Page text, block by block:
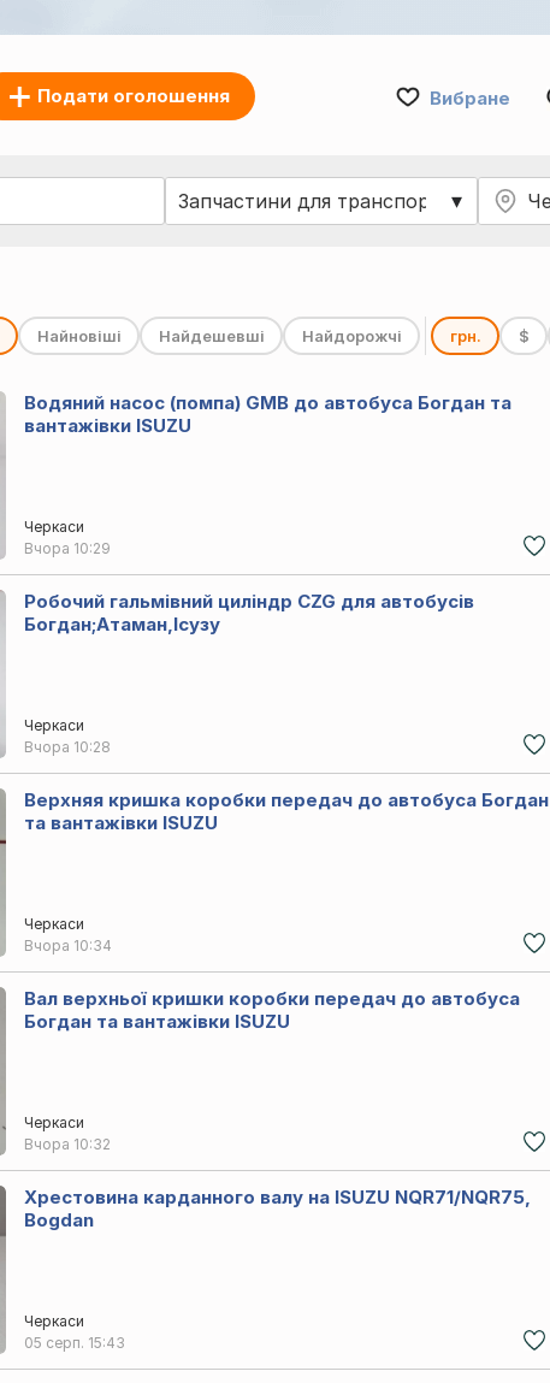
Подати оголошення Вибране
Найновіші Найдешевші Найдорожчі грн. $
Водяний насос (помпа) GMB до автобуса Богдан та
вантажівки ISUZU
Черкаси
Вчора 10:29
Робочий гальмівний циліндр CZG для автобусів
Богдан;Атаман,Ісузу
Черкаси
Вчора 10:28
Верхняя кришка коробки передач до автобуса Богдан
та вантажівки ISUZU
Черкаси
Вчора 10:34
Вал верхньої кришки коробки передач до автобуса
Богдан та вантажівки ISUZU
Черкаси
Вчора 10:32
Хрестовина карданного валу на ISUZU NQR71/NQR75,
Bogdan
Черкаси
05 серп. 15:43